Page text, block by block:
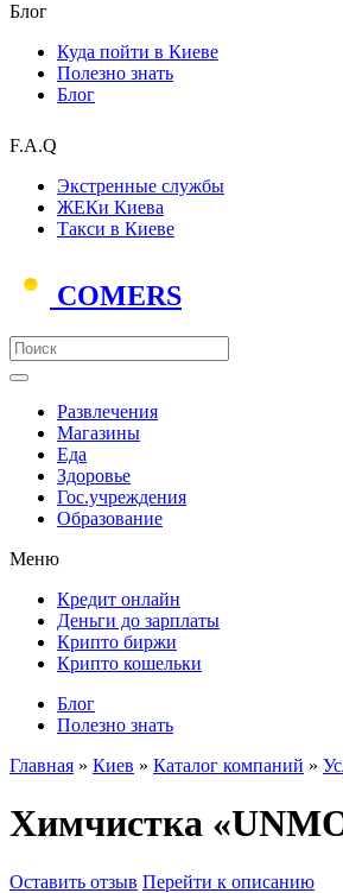
Блог
Куда пойти в Киеве
Полезно знать
Блог
F.A.Q
Экстренные службы
ЖЕКи Киева
Такси в Киеве
COMERS
Развлечения
Магазины
Еда
Здоровье
Гос.учреждения
Образование
Меню
Кредит онлайн
Деньги до зарплаты
Крипто биржи
Крипто кошельки
Блог
Полезно знать
Главная » Киев » Каталог компаний »
Химчистка
Оставить отзыв Перейти к описанию